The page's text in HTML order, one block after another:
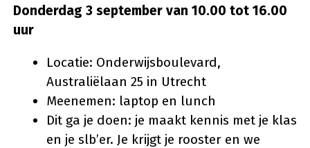
Donderdag 3 september van 10.00 tot 16.00
uur
Locatie: Onderwijsboulevard,
Australiëlaan 25 in Utrecht
Meenemen: laptop en lunch
Dit ga je doen: je maakt kennis met je klas
en je slb’er. Je krijgt je rooster en we